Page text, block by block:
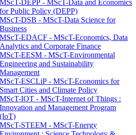
MScT-DEPP - MScT-Data and Economics
for Public Policy (DEPP)
MScT-DSB - MScT-Data Science for
Business
MScT-EDACF - MScT-Economics, Data
Analytics and Corporate Finance
MScT-EESM - MScT-Environmental
Engineering and Sustainability
Management
MScT-ESCLiP - MScT-Economics for
Smart Cities and Climate Policy
MScT-IOT - MScT-Internet of Things :
Innovation and Management Program
(IoT)
MScT-STEEM - MScT-Energy